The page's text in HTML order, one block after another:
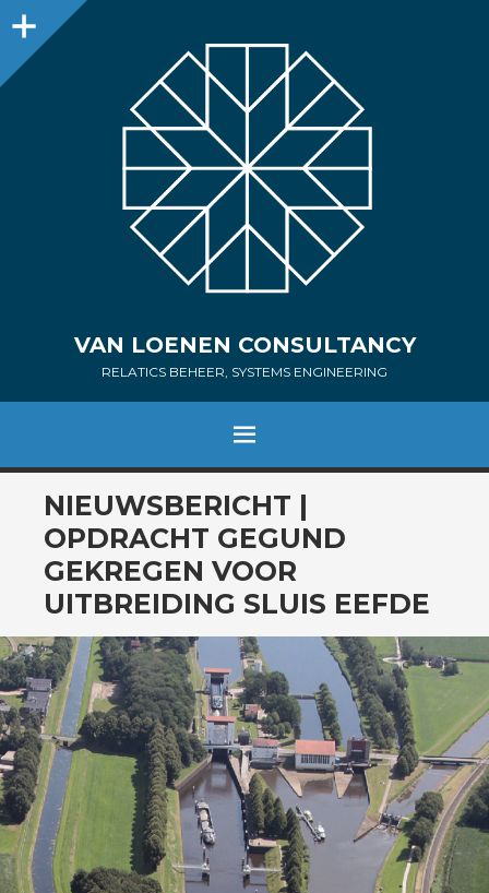
Sidebar
VAN LOENEN CONSULTANCY
RELATICS BEHEER, SYSTEMS ENGINEERING
MENU
SPRING
NAAR
INHOUD
NIEUWSBERICHT |
OPDRACHT GEGUND
GEKREGEN VOOR
UITBREIDING SLUIS EEFDE